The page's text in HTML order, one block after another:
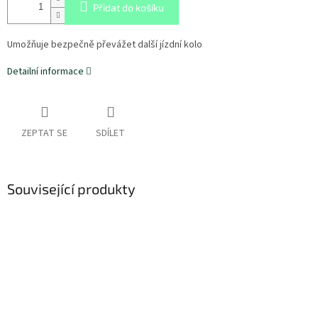
Přidat do košíku
Umožňuje bezpečně převážet další jízdní kolo
Detailní informace
ZEPTAT SE SDÍLET
Související produkty